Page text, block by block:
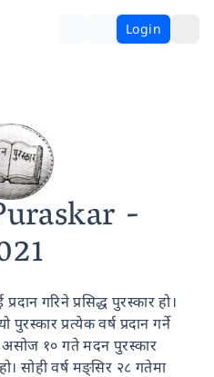
Login
-
गरिने प्रसिद्ध पुरस्कार हो।
प्रत्येक वर्ष प्रदान गर्ने
असोज १० गते मदन पुरस्कार
सोही वर्ष मङ्सिर २८ गतेमा